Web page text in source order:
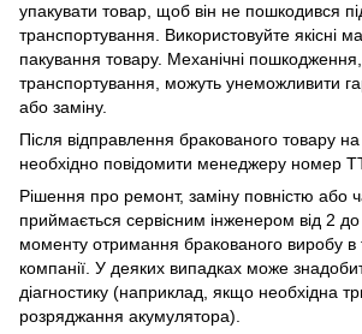
упакувати товар, щоб він не пошкодився
транспортування. Використовуйте якісні
пакування товару. Механічні
транспортування, можуть унеможливити
або заміну.
Після відправлення бракованого товару
необхідно повідомити менеджеру номер
Рішення про ремонт, заміну повністю або
приймається сервісним інженером від 2
моменту отримання бракованого виробу в
компанії. У деяких випадках може
діагностику (наприклад, якщо необхідна
розряджання акумулятора).